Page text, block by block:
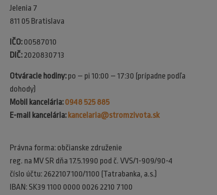
Jelenia 7
811 05 Bratislava
IČO:00587010
DIČ:2020830713
Otváracie hodiny:po – pi 10:00 – 17:30 (prípadne podľa
dohody)
Mobil kancelária:0948 525 885
E-mail kancelária:kancelaria@stromzivota.sk
Právna forma: občianske združenie
reg. na MV SR dňa 17.5.1990 pod č. VVS/1-909/90-4
číslo účtu: 2622107100/1100 (Tatrabanka, a.s.)
IBAN: SK39 1100 0000 0026 2210 7100